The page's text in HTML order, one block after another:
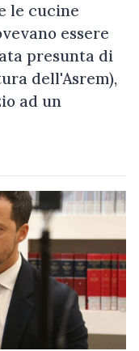
le cucine
essere
presunta di
dell'Asrem),
ad un